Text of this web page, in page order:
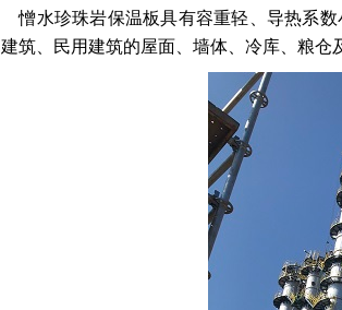
憎水珍珠岩保温板具有容重轻、导热系数
建筑、民用建筑的屋面、墙体、冷库、粮仓